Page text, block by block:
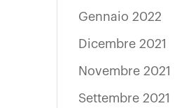
Gennaio 2022
Dicembre 2021
Novembre 2021
Settembre 2021